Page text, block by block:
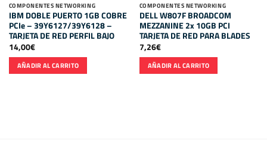
COMPONENTES NETWORKING
IBM DOBLE PUERTO 1GB COBRE
PCIe – 39Y6127/39Y6128 –
TARJETA DE RED PERFIL BAJO
14,00€
AÑADIR AL CARRITO
COMPONENTES NETWORKING
DELL W807F BROADCOM
MEZZANINE 2x 10GB PCI
TARJETA DE RED PARA BLADES
7,26€
AÑADIR AL CARRITO